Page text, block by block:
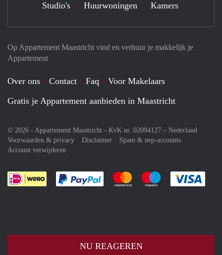
NU REAGEREN
Op Appartement Maastricht vind en verhuur je makkelijk je
Appartement
Over ons Contact Faq
Voor Makelaars
Gratis je Appartement aanbieden in Maastricht
© 2026 - Appartement Maastricht - KvK nr. 02094127 – Nederland
Voorwaarden & privacy
Disclaimer
Spam & nep-accounts
Account verwijderen
Je rekent gemakkelijk af met Paypal
Je rekent gemakkelijk af met
Je rekent
Studio's Huurwoningen Kamers